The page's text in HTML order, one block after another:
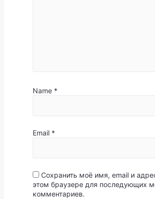
Name *
Email *
Сохранить моё имя, email и
этом браузере для последующих
комментариев.